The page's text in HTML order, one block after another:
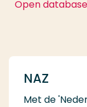
Open database
NAZ
Met de